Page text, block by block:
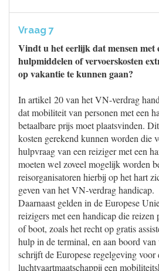
Vraag 7
Vindt u het eerlijk dat mensen met
hulpmiddelen of vervoerskosten
op vakantie te kunnen gaan?
In artikel 20 van het VN-verdrag
dat mobiliteit van personen met een
betaalbare prijs moet plaatsvinden.
kosten gerekend kunnen worden die
hulpvraag van een reiziger met een
moeten wel zoveel mogelijk worden
reisorganisatoren hierbij op het hart
geven van het VN-verdrag handicap.
Daarnaast gelden in de Europese
reizigers met een handicap die
of boot, zoals het recht op gratis
hulp in de terminal, en aan boord
schrijft de Europese regelgeving voor
luchtvaartmaatschappij een